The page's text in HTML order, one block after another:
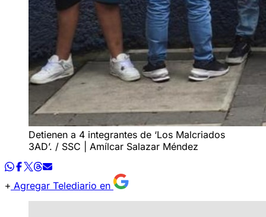
Detienen a 4 integrantes de ‘Los Malcriados
3AD’. / SSC | Amílcar Salazar Méndez
Agregar Telediario en